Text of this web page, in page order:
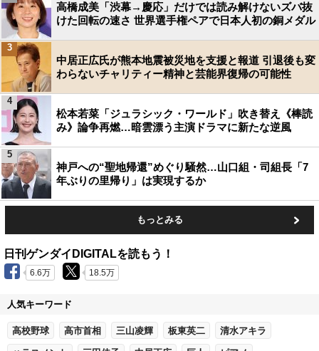
高橋成美「渋幕→慶応」だけでは読み解けないズバ抜
けた回転の速さ 世界選手権ペアで日本人初の銅メダル
中居正広氏が熊本地震被災地を支援と報道 引退後も変
わらないチャリティー精神と芸能界復帰の可能性
3
松本若菜「ジュラシック・ワールド」吹き替え《棒読
み》論争再燃…暗雲漂う主演ドラマに新たな逆風
4
神戸への“聖地帰還”めぐり騒然…山口組・司組長「7
年ぶりの里帰り」は実現するか
5
もっとみる
日刊ゲンダイDIGITALを読もう！
6.6万 18.5万
人気キーワード
高校野球 高市首相 三山凌輝 板東英二 清水アキラ